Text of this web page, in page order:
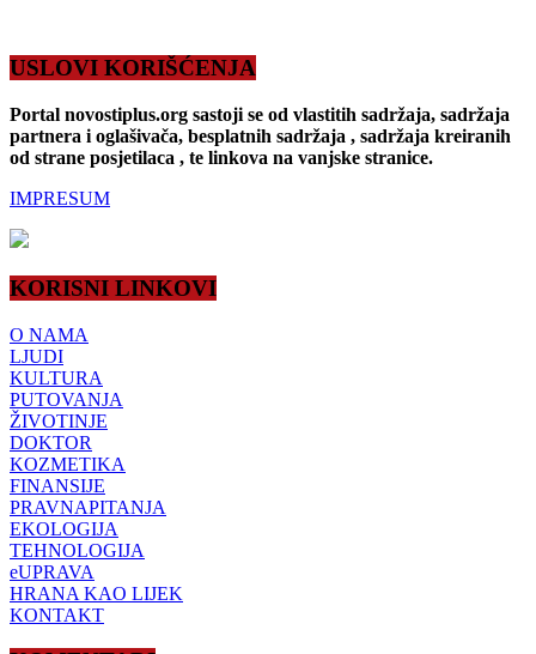
USLOVI KORIŠĆENJA
Portal novostiplus.org sastoji se od vlastitih sadržaja, sadržaja
partnera i oglašivača, besplatnih sadržaja , sadržaja kreiranih
od strane posjetilaca , te linkova na vanjske stranice.
IMPRESUM
KORISNI LINKOVI
O NAMA
LJUDI
KULTURA
PUTOVANJA
ŽIVOTINJE
DOKTOR
KOZMETIKA
FINANSIJE
PRAVNAPITANJA
EKOLOGIJA
TEHNOLOGIJA
eUPRAVA
HRANA KAO LIJEK
KONTAKT